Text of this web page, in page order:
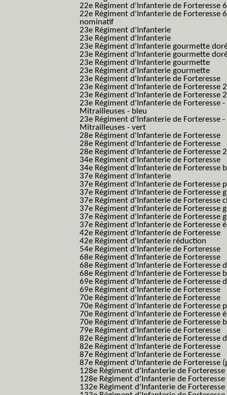
22e Régiment d'Infanterie de Forteresse
22e Régiment d'Infanterie de Forteresse
nominatif
23e Régiment d'Infanterie
23e Régiment d'Infanterie
23e Régiment d'Infanterie gourmette
23e Régiment d'Infanterie gourmette
23e Régiment d'Infanterie gourmette
23e Régiment d'Infanterie gourmette
23e Régiment d'Infanterie de Forteresse
23e Régiment d'Infanterie de Forteresse
23e Régiment d'Infanterie de Forteresse
23e Régiment d'Infanterie de Forteresse
Mitrailleuses - bleu
23e Régiment d'Infanterie de Forteresse
Mitrailleuses - vert
28e Régiment d'Infanterie de Forteresse
28e Régiment d'Infanterie de Forteresse
28e Régiment d'Infanterie de Forteresse
34e Régiment d'Infanterie de Forteresse
34e Régiment d'Infanterie de Forteresse
37e Régiment d'Infanterie
37e Régiment d'Infanterie de Forteresse
37e Régiment d'Infanterie de Forteresse
37e Régiment d'Infanterie de Forteresse
37e Régiment d'Infanterie de Forteresse
37e Régiment d'Infanterie de Forteresse
37e Régiment d'Infanterie de Forteresse
42e Régiment d'Infanterie de Forteresse
42e Régiment d'Infanterie réduction
54e Régiment d'Infanterie de Forteresse
68e Régiment d'Infanterie de Forteresse
68e Régiment d'Infanterie de Forteresse
68e Régiment d'Infanterie de Forteresse
69e Régiment d'Infanterie de Forteresse
69e Régiment d'Infanterie de Forteresse
70e Régiment d'Infanterie de Forteresse
70e Régiment d'Infanterie de Forteresse
70e Régiment d'Infanterie de Forteresse
70e Régiment d'Infanterie de Forteresse
79e Régiment d'Infanterie de Forteresse
82e Régiment d'Infanterie de Forteresse
82e Régiment d'Infanterie de Forteresse
87e Régiment d'Infanterie de Forteresse
87e Régiment d'Infanterie de Forteresse
128e Régiment d'Infanterie de Forteresse
128e Régiment d'Infanterie de
132e Régiment d'Infanterie de Forteresse